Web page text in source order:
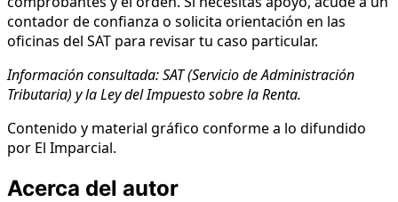
contador de confianza o solicita orientación en las
oficinas del SAT para revisar tu caso particular.
Información consultada: SAT (Servicio de Administración
Tributaria) y la Ley del Impuesto sobre la Renta.
Contenido y material gráfico conforme a lo difundido
por El Imparcial.
Acerca del autor